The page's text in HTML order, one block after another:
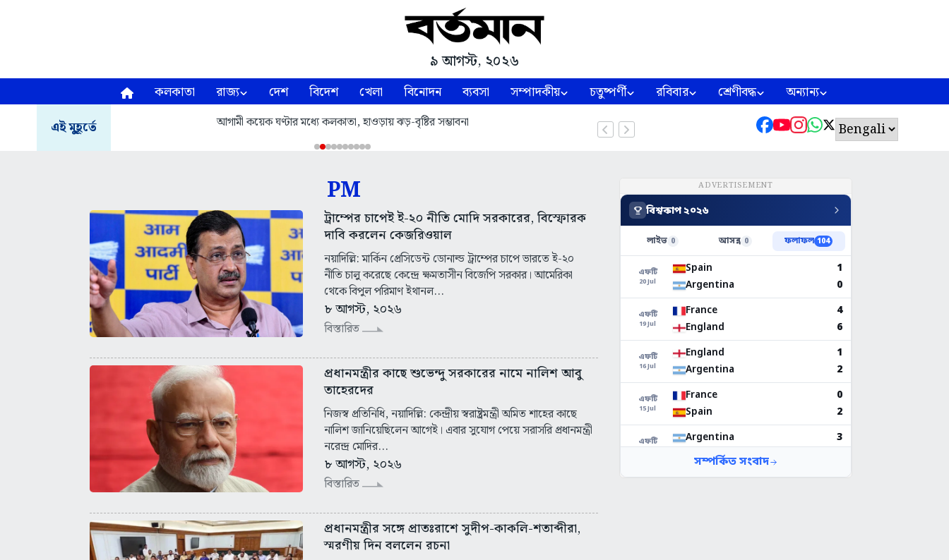
৯ আগস্ট, ২০২৬
কলকাতা রাজ্য দেশ বিদেশ খেলা বিনোদন ব্যবসা সম্পাদকীয় চতুষ্পর্ণী রবিবার শ্রেণীবদ্ধ অন্যান্য
এই মুহূর্তে আগামী কয়েক ঘণ্টার মধ্যে কলকাতা, হাওড়ায় ঝড়-বৃষ্টির সম্ভাবনা
PM
ট্রাম্পের চাপেই ই-২০ নীতি মোদি সরকারের, বিস্ফোরক
দাবি করলেন কেজরিওয়াল
নয়াদিল্লি: মার্কিন প্রেসিডেন্ট ডোনাল্ড ট্রাম্পের চাপে ভারতে ই-২০
নীতি চালু করেছে কেন্দ্রে ক্ষমতাসীন বিজেপি সরকার। আমেরিকা
থেকে বিপুল পরিমাণ ইথানল...
৮ আগস্ট, ২০২৬
বিস্তারিত
প্রধানমন্ত্রীর কাছে শুভেন্দু সরকারের নামে নালিশ আবু
তাহেরদের
নিজস্ব প্রতিনিধি, নয়াদিল্লি: কেন্দ্রীয় স্বরাষ্ট্রমন্ত্রী অমিত শাহের কাছে
নালিশ জানিয়েছিলেন আগেই। এবার সুযোগ পেয়ে সরাসরি প্রধানমন্ত্রী
নরেন্দ্র মোদির...
৮ আগস্ট, ২০২৬
বিস্তারিত
প্রধানমন্ত্রীর সঙ্গে প্রাতঃরাশে সুদীপ-কাকলি-শতাব্দীরা,
স্মরণীয় দিন বললেন রচনা
ADVERTISEMENT